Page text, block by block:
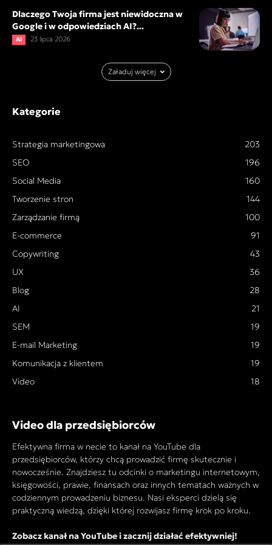
Dlaczego Twoja firma jest niewidoczna w
Google i w odpowiedziach AI?...
AI 23 lipca 2026
Załaduj więcej
Kategorie
Strategia marketingowa
203
SEO
196
Social Media
160
Tworzenie stron
144
Zarządzanie firmą
100
E-commerce
91
Copywriting
43
UX
36
Blog
28
AI
21
SEM
19
E-mail Marketing
19
Komunikacja z klientem
19
Video
18
Video dla przedsiębiorców
Efektywna firma w necie to kanał na YouTube dla
przedsiębiorców, którzy chcą prowadzić firmę skutecznie i
nowocześnie. Znajdziesz tu odcinki o marketingu internetowym,
księgowości, prawie, finansach oraz innych tematach ważnych w
codziennym prowadzeniu biznesu. Nasi eksperci dzielą się
praktyczną wiedzą, dzięki której rozwijasz firmę krok po kroku.
Zobacz kanał na YouTube i zacznij działać efektywniej!